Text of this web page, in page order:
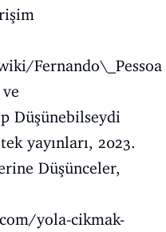
Fernando\_Pessoa
Düşünebilseydi
yayınları, 2023.
Düşünceler,
yola-cikmak-